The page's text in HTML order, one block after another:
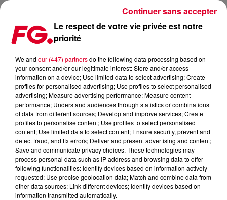
FG MIX DANCE : FAULK & FRIENDS
Le respect de votre vie privée est notre
priorité
We and our (447) partnersdo the following data processing based on
your consent and/or our legitimate interest: Store and/or access
information on a device; Use limited data to select advertising; Create
profiles for personalised advertising; Use profiles to select personalised
advertising; Measure advertising performance; Measure content
performance; Understand audiences through statistics or combinations
of data from different sources; Develop and improve services; Create
profiles to personalise content; Use profiles to select personalised
content; Use limited data to select content; Ensure security, prevent and
detect fraud, and fix errors; Deliver and present advertising and content;
Save and communicate privacy choices. These technologies may
process personal data such as IP address and browsing data to offer
following functionalities: Identify devices based on information actively
requested; Use precise geolocation data; Match and combine data from
other data sources; Link different devices; Identify devices based on
information transmitted automatically.
Continuer sans accepter